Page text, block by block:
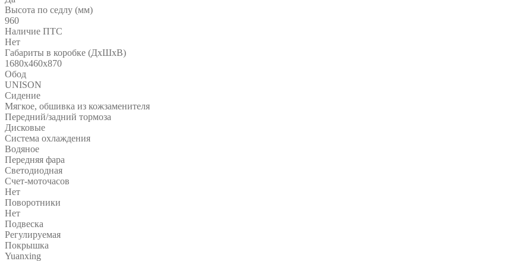
Высота по седлу (мм)
960
Наличие ПТС
Нет
Габариты в коробке (ДхШхВ)
1680х460х870
Обод
UNISON
Сидение
Мягкое, обшивка из кожзаменителя
Передний/задний тормоза
Дисковые
Система охлаждения
Водяное
Передняя фара
Светодиодная
Счет-моточасов
Нет
Поворотники
Нет
Подвеска
Регулируемая
Покрышка
Yuanxing